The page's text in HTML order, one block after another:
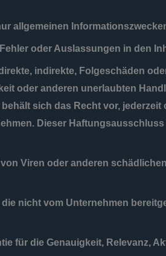
allgemeinen
oder Auslassungen in den
indirekte, Folgeschäden
oder anderen unerlaubten
sich das Recht vor,
Dieser
Viren oder anderen
nicht vom Unternehmen
für die Genauigkeit, Relevanz,